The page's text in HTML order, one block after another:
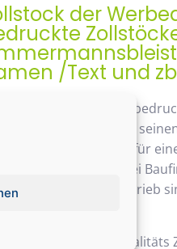
der
/Text und
Zollstock, Meterstab
der auch
Geschenk, für
kommt. Beliebt bei
Handwerksbetrieb
wir verwenden